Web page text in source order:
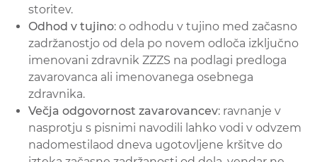
storitev.
Odhod v tujino: o odhodu v tujino med začasno
zadržanostjo od dela po novem odloča izključno
imenovani zdravnik ZZZS na podlagi predloga
zavarovanca ali imenovanega osebnega
zdravnika.
Večja odgovornost zavarovancev: ravnanje v
nasprotju s pisnimi navodili lahko vodi v odvzem
nadomestilaod dneva ugotovljene kršitve do